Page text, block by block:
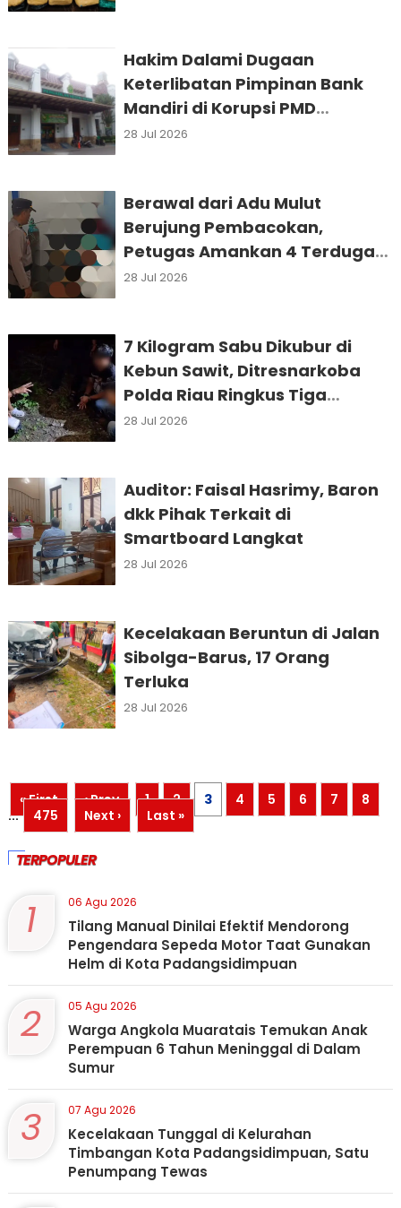
Hakim Dalami Dugaan
Keterlibatan Pimpinan Bank
Mandiri di Korupsi PMD
Samosir, JPU Upayakan
28 Jul 2026
Berawal dari Adu Mulut
Berujung Pembacokan,
Petugas Amankan 4 Terduga
Pelaku dan Sebilah Sajam
28 Jul 2026
7 Kilogram Sabu Dikubur di
Kebun Sawit, Ditresnarkoba
Polda Riau Ringkus Tiga
Tersangka
28 Jul 2026
Auditor: Faisal Hasrimy, Baron
dkk Pihak Terkait di
Smartboard Langkat
28 Jul 2026
Kecelakaan Beruntun di Jalan
Sibolga-Barus, 17 Orang
Terluka
28 Jul 2026
« First ‹ Prev 1 2 3 4 5 6 7
8
...
475 Next › Last »
TERPOPULER
1 06 Agu 2026
Tilang Manual Dinilai Efektif Mendorong
Pengendara Sepeda Motor Taat Gunakan
Helm di Kota Padangsidimpuan
2 05 Agu 2026
Warga Angkola Muaratais Temukan Anak
Perempuan 6 Tahun Meninggal di Dalam
Sumur
3 07 Agu 2026
Kecelakaan Tunggal di Kelurahan
Timbangan Kota Padangsidimpuan, Satu
Penumpang Tewas